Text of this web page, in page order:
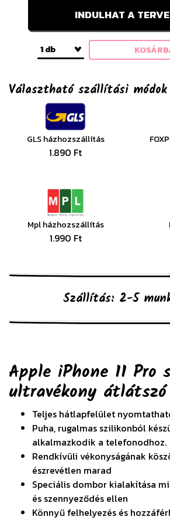
INDULHAT A
1 db
Választható szállítási módok
GLS házhozszállítás
1.890 Ft
Mpl házhozszállítás
1.990 Ft
Szállítás: 2-5
Apple iPhone 11
ultravékony átlátszó
Teljes hátlapfelület
Puha, rugalmas szilikonból
alkalmazkodik a telefonodhoz.
Rendkívüli vékonyságának
észrevétlen marad
Speciális dombor kialakítása
és szennyeződés ellen
Könnyű felhelyezés és